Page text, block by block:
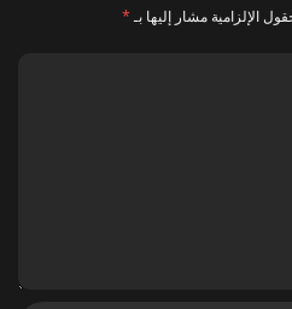
الإلزامية مشار إليها بـ*